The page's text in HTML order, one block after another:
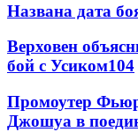
Названа дата
Верховен
бой с Усиком104
Промоутер
Джошуа в